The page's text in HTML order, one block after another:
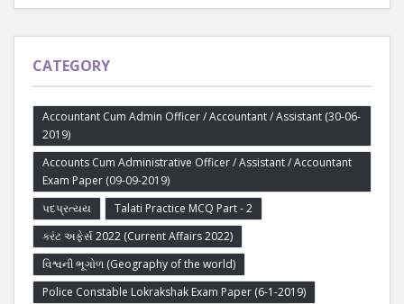
CATEGORY
Accountant Cum Admin Officer / Accountant / Assistant (30-06-
2019)
Accounts Cum Administrative Officer / Assistant / Accountant
Exam Paper (09-09-2019)
પદપ્રત્યય
Talati Practice MCQ Part - 2
કરંટ અફેર્સ 2022 (Current Affairs 2022)
વિશ્વની ભૂગોળ (Geography of the world)
Police Constable Lokrakshak Exam Paper (6-1-2019)